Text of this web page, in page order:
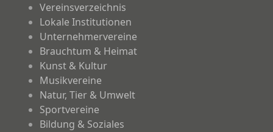
Vereinsverzeichnis
Lokale Institutionen
Unternehmervereine
Brauchtum & Heimat
Kunst & Kultur
Musikvereine
Natur, Tier & Umwelt
Sportvereine
Bildung & Soziales